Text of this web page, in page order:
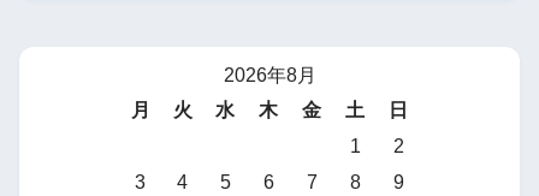
2026年8月
月
火 水 木 金 土
日
1
2
3
4 5 6 7 8
9